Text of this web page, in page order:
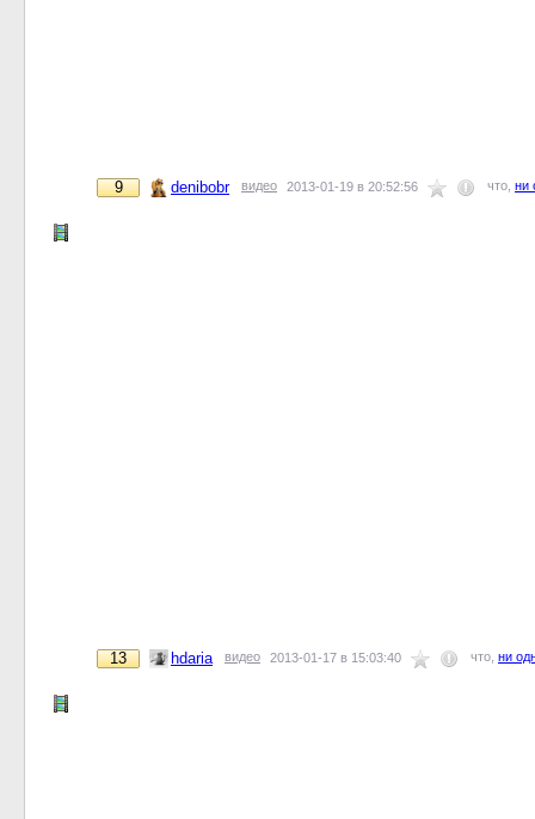
9 denibobr видео 2013-01-19 в 20:52:56 что, ни
13 hdaria видео 2013-01-17 в 15:03:40 что, ни